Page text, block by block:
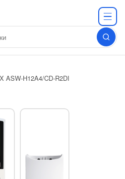
ASW-H12A4/CD-R2DI